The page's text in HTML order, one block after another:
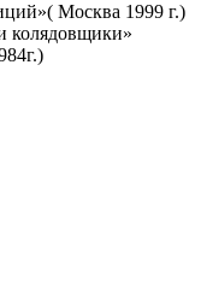
Москва 1999 г.)
колядовщики»